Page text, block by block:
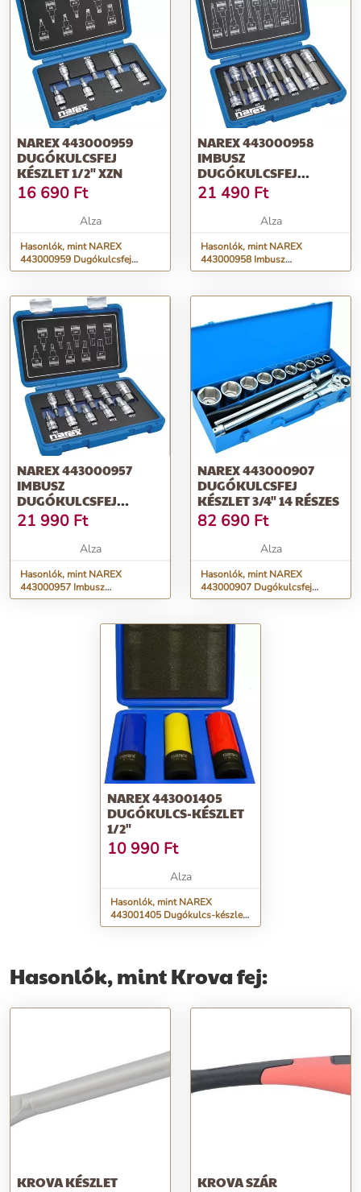
NAREX 443000959
DUGÓKULCSFEJ
KÉSZLET 1/2" XZN
16 690 Ft
Alza
Hasonlók, mint NAREX
443000959 Dugókulcsfej
készlet 1/2" XZN
NAREX 443000958
IMBUSZ
DUGÓKULCSFEJ
KÉSZLET 1/2"
21 490 Ft
Alza
Hasonlók, mint NAREX
443000958 Imbusz
dugókulcsfej készlet 1/2"
NAREX 443000957
IMBUSZ
DUGÓKULCSFEJ
KÉSZLET 1/2"
21 990 Ft
Alza
Hasonlók, mint NAREX
443000957 Imbusz
dugókulcsfej készlet 1/2"
NAREX 443000907
DUGÓKULCSFEJ
KÉSZLET 3/4" 14 RÉSZES
82 690 Ft
Alza
Hasonlók, mint NAREX
443000907 Dugókulcsfej
készlet 3/4" 14 részes
NAREX 443001405
DUGÓKULCS-KÉSZLET
1/2"
10 990 Ft
Alza
Hasonlók, mint NAREX
443001405 Dugókulcs-készlet
1/2"
Hasonlók, mint Krova fej:
KROVA KÉSZLET KROVA SZÁR